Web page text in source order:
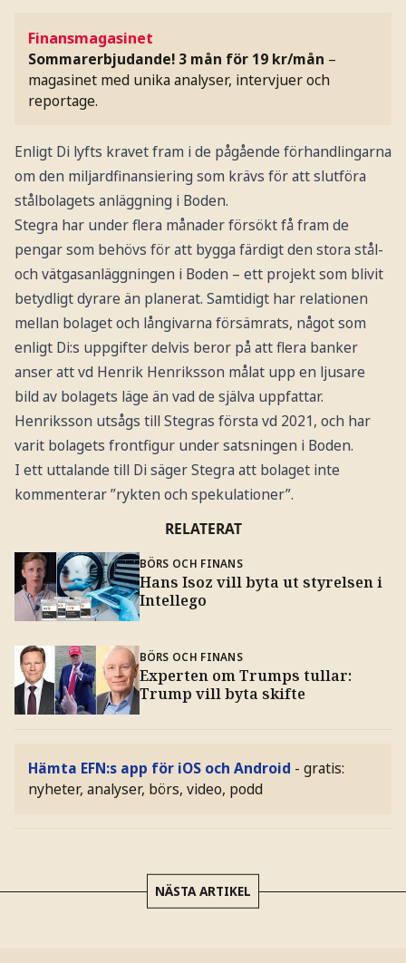
Finansmagasinet
Sommarerbjudande! 3 mån för 19 kr/mån –
magasinet med unika analyser, intervjuer och
reportage.
Enligt Di lyfts kravet fram i de pågående förhandlingarna
om den miljardfinansiering som krävs för att slutföra
stålbolagets anläggning i Boden.
Stegra har under flera månader försökt få fram de
pengar som behövs för att bygga färdigt den stora stål-
och vätgasanläggningen i Boden – ett projekt som blivit
betydligt dyrare än planerat. Samtidigt har relationen
mellan bolaget och långivarna försämrats, något som
enligt Di:s uppgifter delvis beror på att flera banker
anser att vd Henrik Henriksson målat upp en ljusare
bild av bolagets läge än vad de själva uppfattar.
Henriksson utsågs till Stegras första vd 2021, och har
varit bolagets frontfigur under satsningen i Boden.
I ett uttalande till Di säger Stegra att bolaget inte
kommenterar ”rykten och spekulationer”.
RELATERAT
BÖRS OCH FINANS
Hans Isoz vill byta ut styrelsen i
Intellego
BÖRS OCH FINANS
Experten om Trumps tullar:
Trump vill byta skifte
Hämta EFN:s app för iOS och Android - gratis:
nyheter, analyser, börs, video, podd
NÄSTA ARTIKEL